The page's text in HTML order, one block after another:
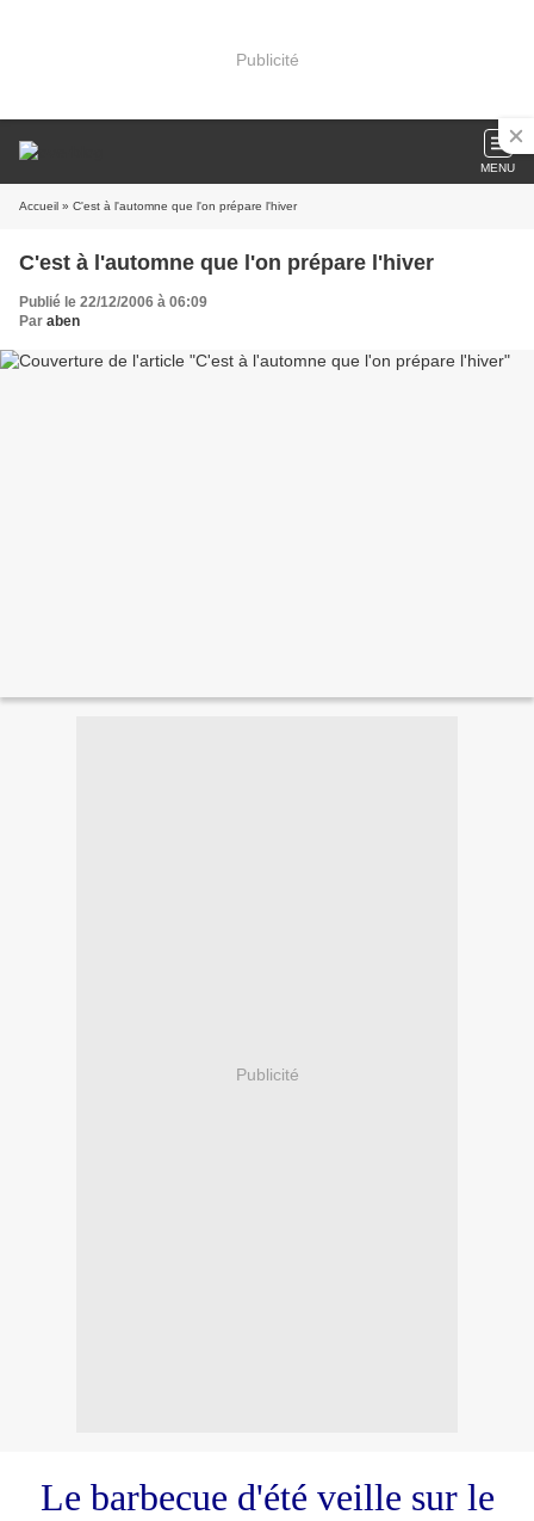
Publicité
MENU
Accueil » C'est à l'automne que l'on prépare l'hiver
C'est à l'automne que l'on prépare l'hiver
Publié le 22/12/2006 à 06:09
Par aben
Publicité
Le barbecue d'été veille sur le